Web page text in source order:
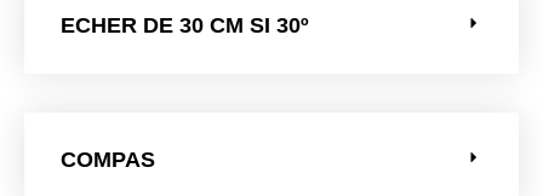
ECHER DE 30 CM SI 30º
COMPAS